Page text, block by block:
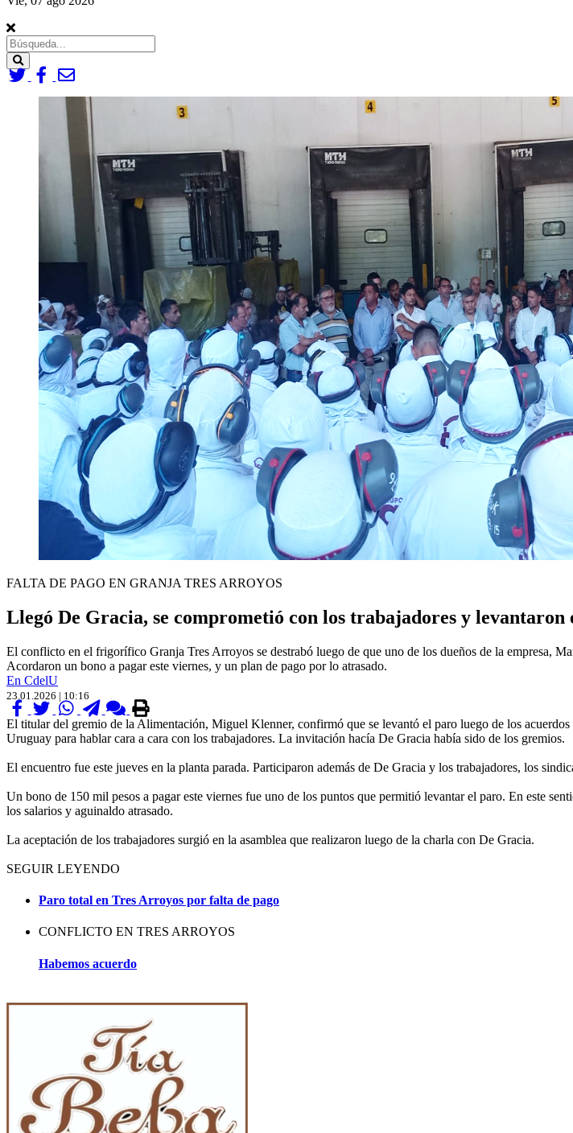
Search
FALTA DE PAGO EN GRANJA TRES ARROYOS
Llegó De Gracia, se comprometió con los trabajadores y levantaron
El conflicto en el frigorífico Granja Tres Arroyos se destrabó luego de que uno de los dueños de la empresa,
Acordaron un bono a pagar este viernes, y un plan de pago por lo atrasado.
En CdelU
23.01.2026 | 10:16
El titular del gremio de la Alimentación, Miguel Klenner, confirmó que se levantó el paro luego de los
Uruguay para hablar cara a cara con los trabajadores. La invitación hacía De Gracia había sido de los gremios.
El encuentro fue este jueves en la planta parada. Participaron además de De Gracia y los trabajadores, los
Un bono de 150 mil pesos a pagar este viernes fue uno de los puntos que permitió levantar el paro. En este
los salarios y aguinaldo atrasado.
La aceptación de los trabajadores surgió en la asamblea que realizaron luego de la charla con De Gracia.
SEGUIR LEYENDO
Paro total en Tres Arroyos por falta de pago
CONFLICTO EN TRES ARROYOS
Habemos acuerdo